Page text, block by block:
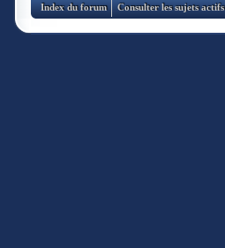
Index du forum Consulter les sujets actifs